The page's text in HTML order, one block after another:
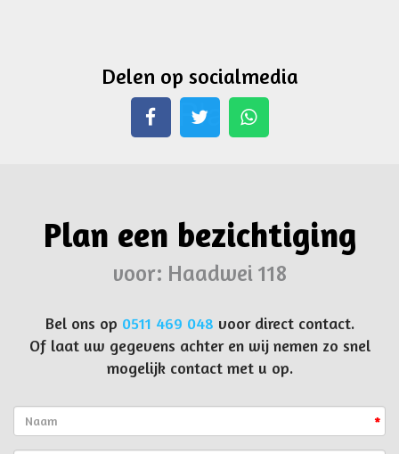
Delen op socialmedia
Whatsapp
Plan een bezichtiging
voor: Haadwei 118
Bel ons op 0511 469 048 voor direct contact.
Of laat uw gegevens achter en wij nemen zo snel
mogelijk contact met u op.
*